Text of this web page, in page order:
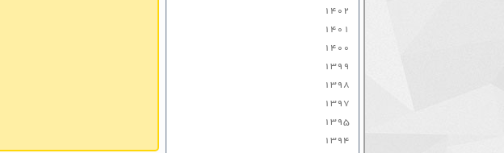
۱۴۰۲
۱۴۰۱
۱۴۰۰
۱۳۹۹
۱۳۹۸
۱۳۹۷
۱۳۹۵
۱۳۹۴